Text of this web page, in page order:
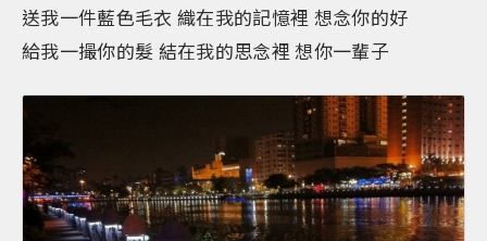
送我一件藍色毛衣 織在我的記憶裡 想念你的好
給我一撮你的髮 結在我的思念裡 想你一輩子